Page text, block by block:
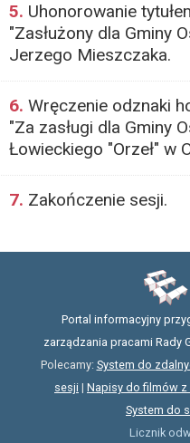
5. Uhonorowanie
"Zasłużony dla Gminy
Jerzego Mieszczaka.
6. Wręczenie odznaki
"Za zasługi dla Gminy
Łowieckiego "Orzeł" w
7. Zakończenie sesji.
Portal informacyjny
zarządzania pracami Rady
Polecamy: System do
sesji | Napisy do filmów z
System do
Licznik